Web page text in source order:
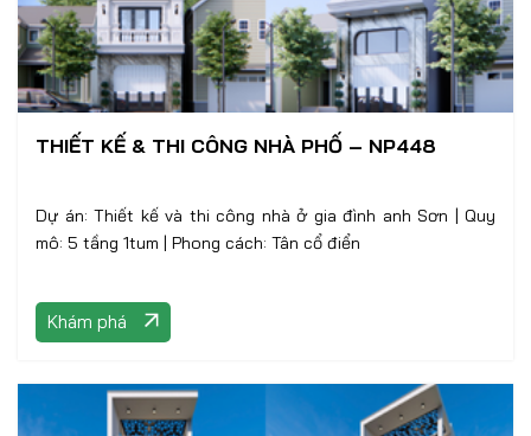
THIẾT KẾ & THI CÔNG NHÀ PHỐ – NP448
Dự án: Thiết kế và thi công nhà ở gia đình anh Sơn | Quy
mô: 5 tầng 1tum | Phong cách: Tân cổ điển
Khám phá